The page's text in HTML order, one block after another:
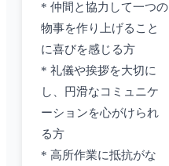
* 仲間と協力して一つの
物事を作り上げること
に喜びを感じる方
* 礼儀や挨拶を大切に
し、円滑なコミュニケ
ーションを心がけられ
る方
* 高所作業に抵抗がな